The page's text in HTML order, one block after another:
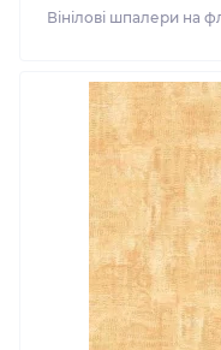
Вінілові шпалери на